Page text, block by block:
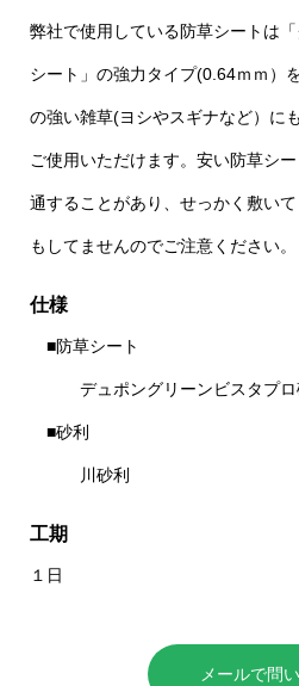
弊社で使用している防草シートは
シート」の強力タイプ(0.64ｍｍ）
の強い雑草(ヨシやスギナなど）に
ご使用いただけます。安い防草シ
通することがあり、せっかく敷い
もしてませんのでご注意ください。
仕様
■防草シート
デュポングリーンビスタプロ
■砂利
川砂利
工期
１日
メールで問